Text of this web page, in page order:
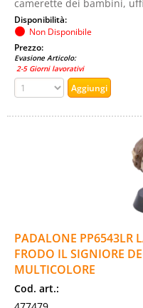
camerette dei bambini,
Disponibilità:
Non Disponibile
Prezzo:
Evasione Articolo:
2-5 Giorni lavorativi
PADALONE PP6543LR
FRODO IL SIGNIORE
MULTICOLORE
Cod. art.: